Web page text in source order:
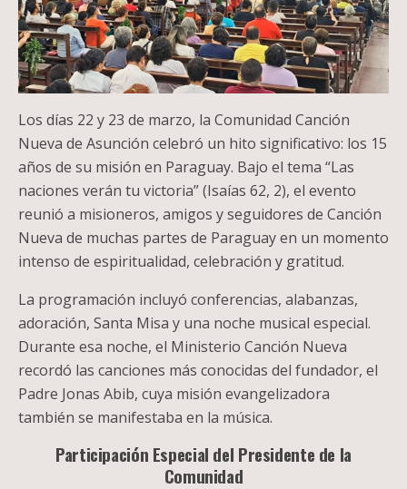
Los días 22 y 23 de marzo, la Comunidad Canción
Nueva de Asunción celebró un hito significativo: los 15
años de su misión en Paraguay. Bajo el tema “Las
naciones verán tu victoria” (Isaías 62, 2), el evento
reunió a misioneros, amigos y seguidores de Canción
Nueva de muchas partes de Paraguay en un momento
intenso de espiritualidad, celebración y gratitud.
La programación incluyó conferencias, alabanzas,
adoración, Santa Misa y una noche musical especial.
Durante esa noche, el Ministerio Canción Nueva
recordó las canciones más conocidas del fundador, el
Padre Jonas Abib, cuya misión evangelizadora
también se manifestaba en la música.
Participación Especial del Presidente de la
Comunidad